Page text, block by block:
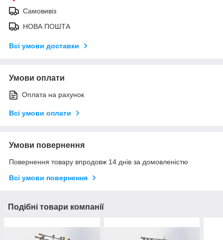
Самовивіз
НОВА ПОШТА
Всі умови доставки
Умови оплати
Оплата на рахунок
Всі умови оплати
Умови повернення
Повернення товару впродовж 14 днів за домовленістю
Всі умови повернення
Подібні товари компанії